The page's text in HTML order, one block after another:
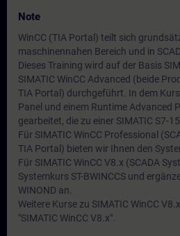
Note
WinCC (TIA Portal) teilt sich
maschinennahen Bereich und in
Dieses Training wird auf der Basis
SIMATIC WinCC Advanced (beide
TIA Portal) durchgeführt. In dem
Panel und einem Runtime Advanced
gearbeitet, die zu einer SIMATIC S7-
Für SIMATIC WinCC Professional
TIA Portal) bieten wir Ihnen den
Für SIMATIC WinCC V8.x (SCADA
Systemkurs ST-BWINCCS und
WINOND an.
Weitere Kurse zu SIMATIC WinCC
"SIMATIC WinCC V8.x".